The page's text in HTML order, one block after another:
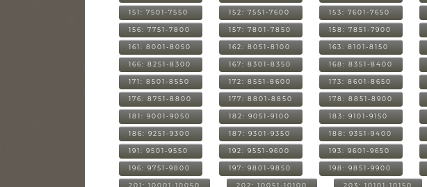
151: 7501-7550 152: 7551-7600 153: 7601-7650
156: 7751-7800 157: 7801-7850 158: 7851-7900
161: 8001-8050 162: 8051-8100 163: 8101-8150
166: 8251-8300 167: 8301-8350 168: 8351-8400
171: 8501-8550 172: 8551-8600 173: 8601-8650
176: 8751-8800 177: 8801-8850 178: 8851-8900
181: 9001-9050 182: 9051-9100 183: 9101-9150
186: 9251-9300 187: 9301-9350 188: 9351-9400
191: 9501-9550 192: 9551-9600 193: 9601-9650
196: 9751-9800 197: 9801-9850 198: 9851-9900
201: 10001-10050 202: 10051-10100 203: 10101-10150